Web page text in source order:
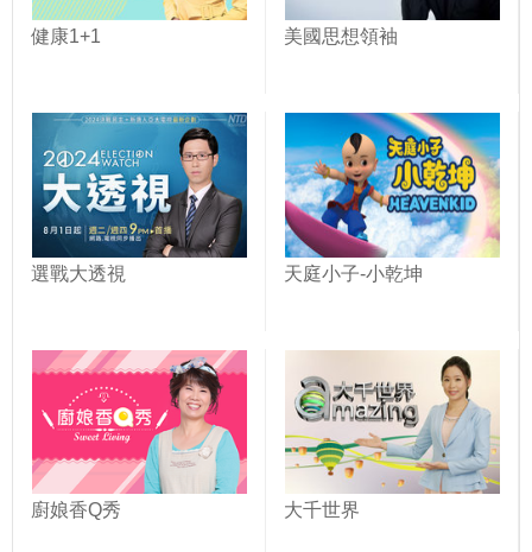
健康1+1 美國思想領袖
選戰大透視 天庭小子-小乾坤
廚娘香Q秀 大千世界